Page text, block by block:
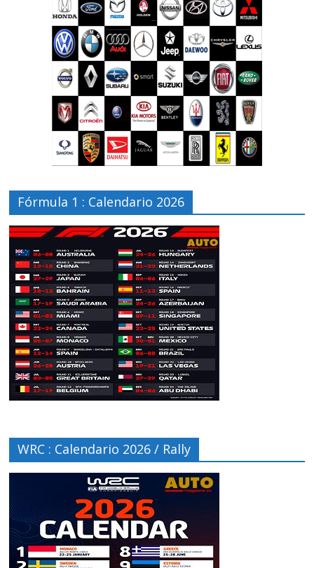
Fórmula 1 : Calendario 2026
WRC : Calendario 2026 / Rally